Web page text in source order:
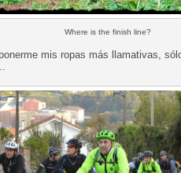
Where is the finish line?
mis ropas más llamativas,